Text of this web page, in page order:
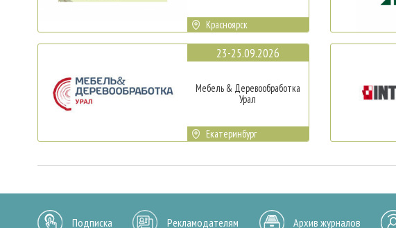
Красноярск
23-25.09.2026
Мебель & Деревообработка
Урал
Екатеринбург
Подписка Рекламодателям Архив журналов